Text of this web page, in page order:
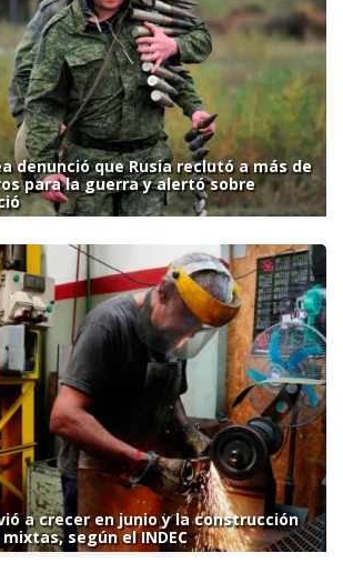
denunció que Rusia reclutó a más de
para la guerra y alertó sobre
a crecer en junio y la construcción
según el INDEC